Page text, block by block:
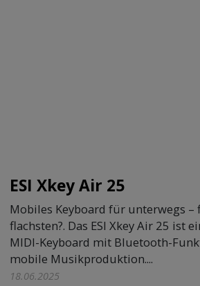
ESI Xkey Air 25
Mobiles Keyboard für unterwegs –
flachsten?. Das ESI Xkey Air 25 ist
MIDI-Keyboard mit Bluetooth-
mobile Musikproduktion....
18.06.2025